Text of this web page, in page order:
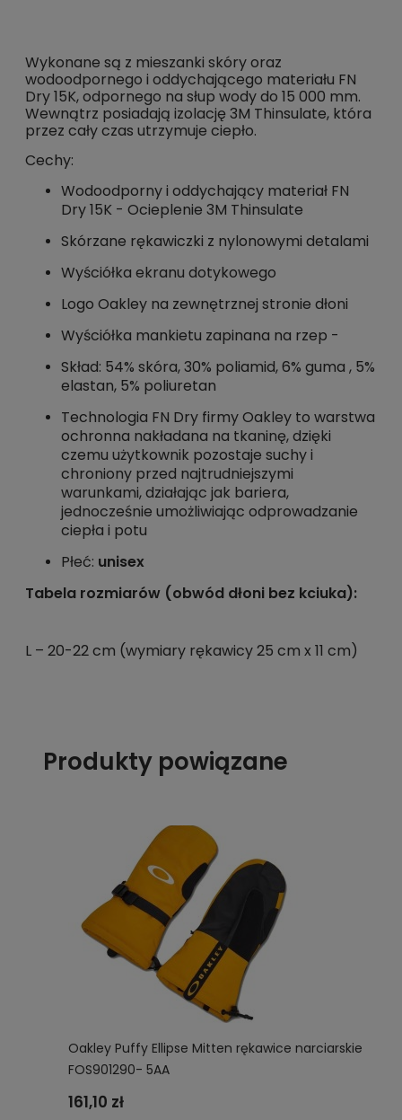
Wykonane są z mieszanki skóry oraz
wodoodpornego i oddychającego materiału FN
Dry 15K, odpornego na słup wody do 15 000 mm.
Wewnątrz posiadają izolację 3M Thinsulate, która
przez cały czas utrzymuje ciepło.
Cechy:
Wodoodporny i oddychający materiał FN
Dry 15K - Ocieplenie 3M Thinsulate
Skórzane rękawiczki z nylonowymi detalami
Wyściółka ekranu dotykowego
Logo Oakley na zewnętrznej stronie dłoni
Wyściółka mankietu zapinana na rzep -
Skład: 54% skóra, 30% poliamid, 6% guma , 5%
elastan, 5% poliuretan
Technologia FN Dry firmy Oakley to warstwa
ochronna nakładana na tkaninę, dzięki
czemu użytkownik pozostaje suchy i
chroniony przed najtrudniejszymi
warunkami, działając jak bariera,
jednocześnie umożliwiając odprowadzanie
ciepła i potu
Płeć: unisex
Tabela rozmiarów (obwód dłoni bez kciuka):
L – 20-22 cm (wymiary rękawicy 25 cm x 11 cm)
Produkty powiązane
Oakley Puffy Ellipse Mitten rękawice narciarskie
FOS901290- 5AA
161,10 zł